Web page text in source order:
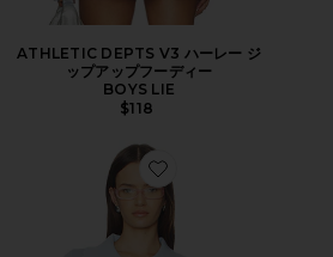
ATHLETIC DEPTS V3 ハーレー ジ
ップアップフーディー
BOYS LIE
$118
Favorite POM POM カー